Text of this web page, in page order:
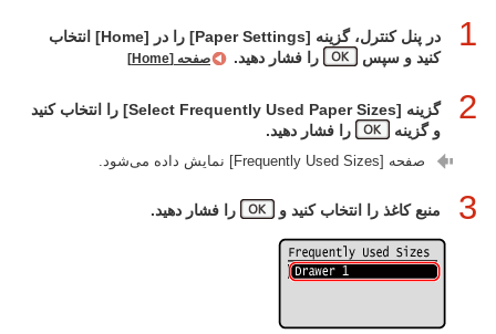
1
در پنل کنترل، گزینه [Paper Settings] را در [Home] انتخاب
کنید و سپس
را فشار دهید. صفحه [Home]
2
گزینه [Select Frequently Used Paper Sizes] را انتخاب کنید
و گزینه
را فشار دهید.
صفحه [Frequently Used Sizes] نمایش داده می‌شود.
3 منبع کاغذ را انتخاب کنید و را فشار دهید.